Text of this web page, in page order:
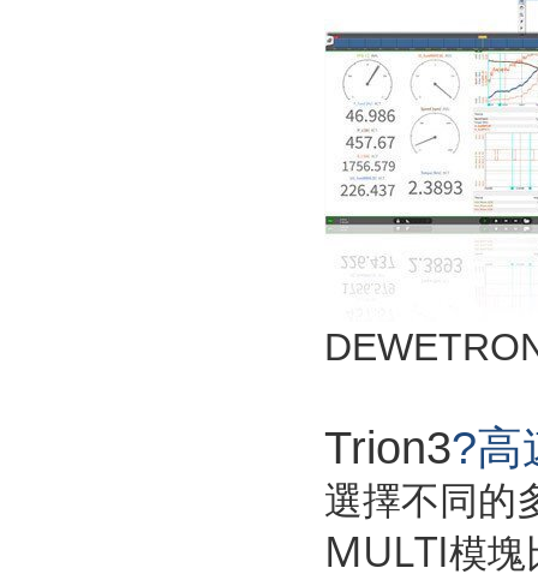
Trion3?高
選擇不同的
MULTI模塊